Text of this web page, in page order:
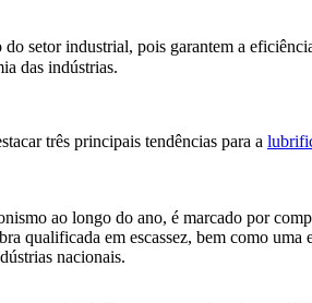
setor industrial, pois garantem a
das indústrias.
três principais tendências para a
ao longo do ano, é marcado por
qualificada em escassez, bem como uma
nacionais.